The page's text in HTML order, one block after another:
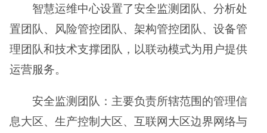
智慧运维中心设置了安全监测团队、分析处
置团队、风险管控团队、架构管控团队、设备管
理团队和技术支撑团队，以联动模式为用户提供
运营服务。
安全监测团队：主要负责所辖范围的管理信
息大区、生产控制大区、互联网大区边界网络与